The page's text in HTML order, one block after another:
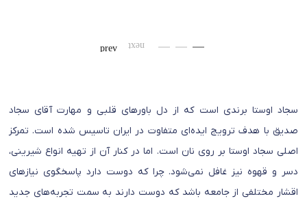
سجاد اوستا برندی است که از دل باورهای قلبی و مهارت آقای سجاد
صدیق با هدف ترویج ایده‌ای متفاوت در ایران تاسیس شده است. تمرکز
اصلی سجاد اوستا بر روی نان است. اما در کنار آن از تهیه انواع شیرینی،
دسر و قهوه نیز غافل نمی‌شود. چرا که دوست دارد پاسخگوی نیازهای
اقشار مختلفی از جامعه باشد که دوست دارند به سمت تجربه‌های جدید